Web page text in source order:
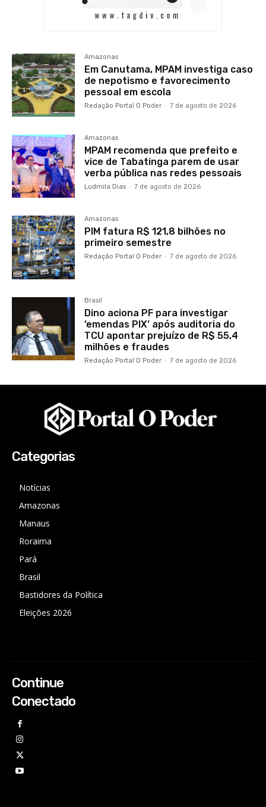
Amazonas
Em Canutama, MPAM investiga caso
de nepotismo e favorecimento
pessoal em escola
Redação Portal O Poder - 7 de agosto de 2026
Amazonas
MPAM recomenda que prefeito e
vice de Tabatinga parem de usar
verba pública nas redes pessoais
Ludmila Dias - 7 de agosto de 2026
Amazonas
PIM fatura R$ 121,8 bilhões no
primeiro semestre
Redação Portal O Poder - 7 de agosto de 2026
Brasil
Dino aciona PF para investigar
‘emendas PIX’ após auditoria do
TCU apontar prejuízo de R$ 55,4
milhões e fraudes
Redação Portal O Poder - 7 de agosto de 2026
Categorias
Notícias
Amazonas
Manaus
Roraima
Pará
Brasil
Bastidores da Política
Eleições 2026
Continue
Conectado